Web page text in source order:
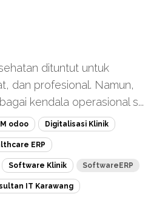
dituntut untuk
dan profesional. Namun,
kendala operasional s...
odoo Digitalisasi Klinik
ERP
Software Klinik SoftwareERP
IT Karawang